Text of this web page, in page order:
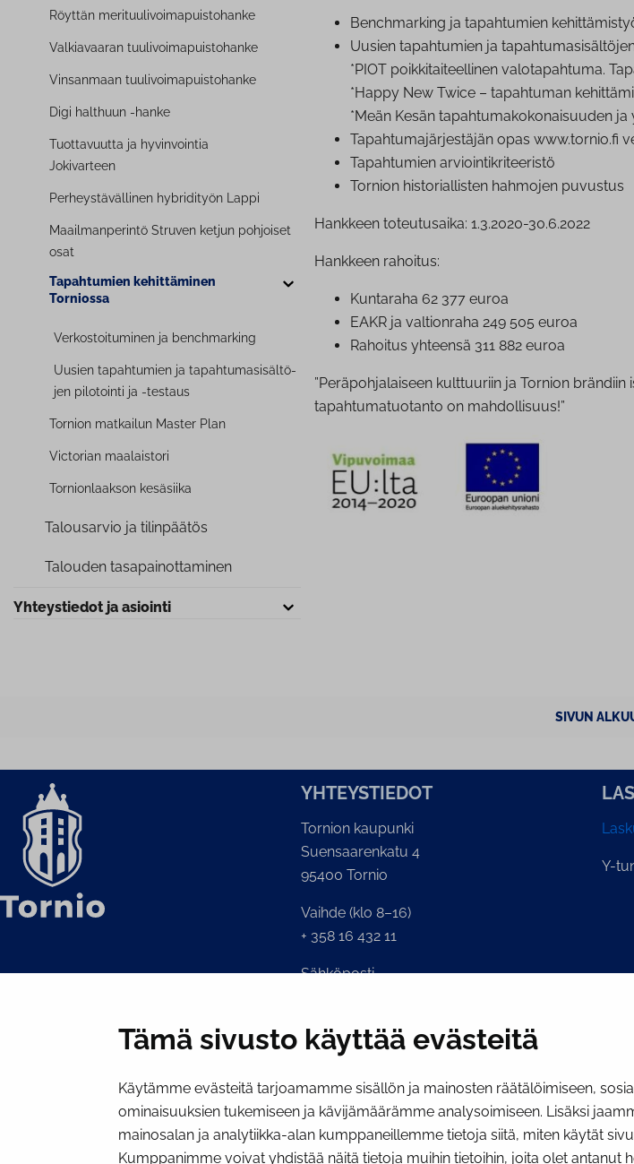
Tämä sivusto käyttää evästeitä
Käytämme evästeitä tarjoamamme sisällön ja mainosten räätälöimiseen,
ominaisuuksien tukemiseen ja kävijämäärämme analysoimiseen. Lisäksi
mainosalan ja analytiikka-alan kumppaneillemme tietoja siitä, miten käytät
Kumppanimme voivat yhdistää näitä tietoja muihin tietoihin, joita olet antanut
Röyttän me­ri­tuu­li­voi­ma­puis­to­han­ke
Val­kia­vaa­ran tuu­li­voi­ma­puis­to­han­ke
Vinsanmaan tuu­li­voi­ma­puis­to­han­ke
Digi halthuun -hanke
Tuot­ta­vuut­ta ja hy­vin­voin­tia
Jokivarteen
Per­heys­tä­väl­li­nen hybridityön Lappi
Maa­il­man­pe­rin­tö Struven ketjun pohjoiset
osat
Tapahtumien ke­hit­tä­mi­nen
Torniossa
Ver­kos­toi­tu­mi­nen ja bench­mar­king
Uusien tapahtumien ja ta­pah­tu­ma­si­säl­tö­
jen pilotointi ja -testaus
Tornion matkailun Master Plan
Victorian maalaistori
Tor­nion­laak­son kesäsiika
Talousarvio ja tilinpäätös
Talouden ta­sa­pai­not­ta­mi­nen
Yh­teys­tie­dot ja asiointi
Bench­mar­king ja tapahtumien
Uusien tapahtumien ja
*PIOT poik­ki­tai­teel­li­nen va­lo­ta­pah­tu­ma.
*Happy New Twice – tapahtuman
*Meän Kesän ta­pah­tu­ma­ko­ko­nai­suu­den
Ta­pah­tu­ma­jär­jes­tä­jän opas www.tornio.fi
Tapahtumien ar­vioin­tik­ri­tee­ris­tö
Tornion his­to­rial­lis­ten hahmojen puvustus
Hankkeen toteutusaika: 1.3.2020-30.6.2022
Hankkeen rahoitus:
Kuntaraha 62 377 euroa
EAKR ja valtionraha 249 505 euroa
Rahoitus yhteensä 311 882 euroa
”Peräpohjalaiseen kulttuuriin ja Tornion
tapahtumatuotanto on mahdollisuus!”
SIVUN
YH­TEYS­TIE­DOT
Tornion kaupunki
Suensaarenkatu 4
95400 Tornio
Vaihde (klo 8–16)
+ 358 16 432 11
Sähköposti
Y-